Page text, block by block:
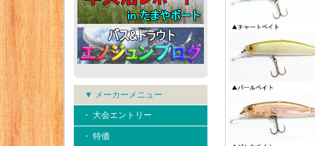
▼ メーカーメニュー
・ 大会エントリー
・ 特価